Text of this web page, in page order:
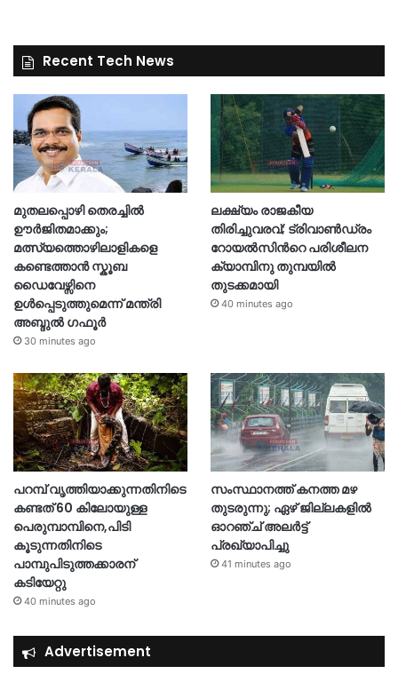
Recent Tech News
മുതലപ്പൊഴി തെരച്ചിൽ
ഊർജിതമാക്കും;
മത്സ്യത്തൊഴിലാളികളെ
കണ്ടെത്താൻ സ്കൂബ
ഡൈവേഴ്സിനെ
ഉൾപ്പെടുത്തുമെന്ന് മന്ത്രി
അബ്ദുൽ ഗഫൂർ
30 minutes ago
ലക്ഷ്യം രാജകീയ
തിരിച്ചുവരവ്; ട്രിവാൺഡ്രം
റോയൽസിന്‍റെ പരിശീലന
ക്യാമ്പിനു തുമ്പയില്‍
തുടക്കമായി
40 minutes ago
പറമ്പ് വൃത്തിയാക്കുന്നതിനിടെ
കണ്ടത് 60 കിലോയുള്ള
പെരുമ്പാമ്പിനെ,പിടി
കൂടുന്നതിനിടെ
പാമ്പുപിടുത്തക്കാരന്
കടിയേറ്റു
40 minutes ago
സംസ്ഥാനത്ത് കനത്ത മഴ
തുടരുന്നു; ഏഴ് ജില്ലകളിൽ
ഓറഞ്ച് അലർട്ട്
പ്രഖ്യാപിച്ചു
41 minutes ago
Advertisement